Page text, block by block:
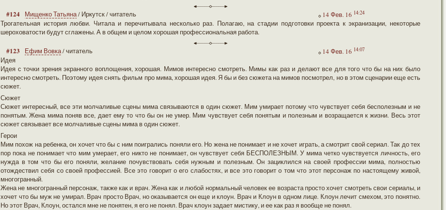
#124 Мищенко Татьяна/ Иркутск / читатель 14 Фев. 16 14:24
Трогательная история любви. Читала и перечитывала несколько раз. Полагаю, на стадии подготовки проекта к экранизации, некоторые
шероховатости будут сглажены. А в общем и целом хорошая профессиональная работа.
#123 Ефим Вовка/ читатель 14 Фев. 16 14:07
Идея
Идея с точки зрения экранного воплощения, хорошая. Мимов интересно смотреть. Мимы как раз и делают все для того что бы на них было
интересно смотреть. Поэтому идея снять фильм про мима, хорошая идея. Я бы и без сюжета на мимов посмотрел, но в этом сценарии еще есть
сюжет.
Сюжет
Сюжет интересный, все эти молчаливые сцены мима связываются в один сюжет. Мим умирает потому что чувствует себя бесполезным и не
понятым. Жена мима поняв все, дает ему то что бы он не умер. Мим чувствует себя понятым и полезным и возращается к жизни. Весь этот
сюжет связывает все молчаливые сцены мима в один сюжет.
Герои
Мим похож на ребенка, он хочет что бы с ним поигрались поняли его. Но жена не понимает и не хочет играть, а смотрит свой сериал. Так до тех
пор пока не понимает что мим умерает, его никто не понимает, он чувствует себя БЕСПОЛЕЗНЫМ. У мима четко чувствуется личность, его
нужда в том что бы его поняли, желание почувствовать себя нужным и полезным. Он зациклился на своей профессии мима, полностью
отождествил себя со своей профессией. Все это говорит о его слабостях, и все это говорит о том что этот персонаж по настоящему живой,
многогранный.
Жена не многогранный персонаж, также как и врач. Жена как и любой нормальный человек ее возраста просто хочет смотреть свои сериалы, и
хочет что бы муж не умирал. Врач просто Врач, но оказывается он еще и клоун. Врач и Клоун в одном лице. Клоун лечит смехом, это понятно.
Но этот Врач, Клоун, остался мне не понятен, я его не понял. Врач клоун задает мистику, и ее как раз я вообще не понял.